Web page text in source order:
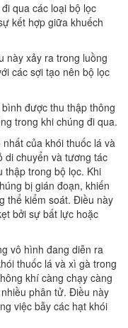
qua các loại bộ lọc
kết hợp giữa khuếch
này xảy ra trong luồng
các sợi tạo nên bộ lọc
được thu thập thông
trong khi chúng đi qua.
của khói thuốc lá và
di chuyển và tương tác
thập trong bộ lọc. Khi
bị gián đoạn, khiến
thể kiểm soát. Điều này
bởi sự bất lực hoặc
vô hình đang diễn ra
thuốc lá và xì gà trong
khí càng chạy càng
phân tử. Điều này
việc bẫy các hạt khói